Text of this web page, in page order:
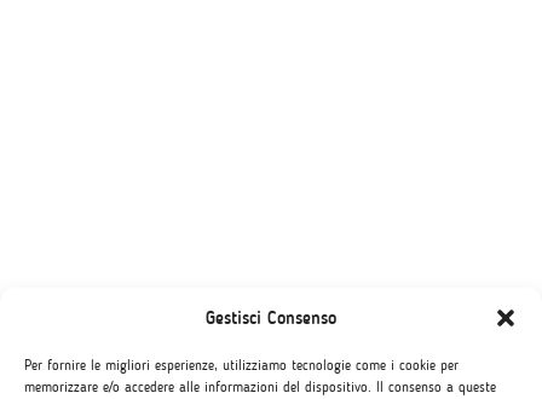
Gestisci Consenso
Per fornire le migliori esperienze, utilizziamo tecnologie come i cookie per
memorizzare e/o accedere alle informazioni del dispositivo. Il consenso a queste